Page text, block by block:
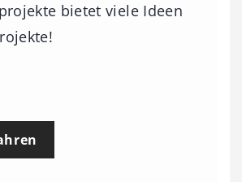
bietet viele Ideen